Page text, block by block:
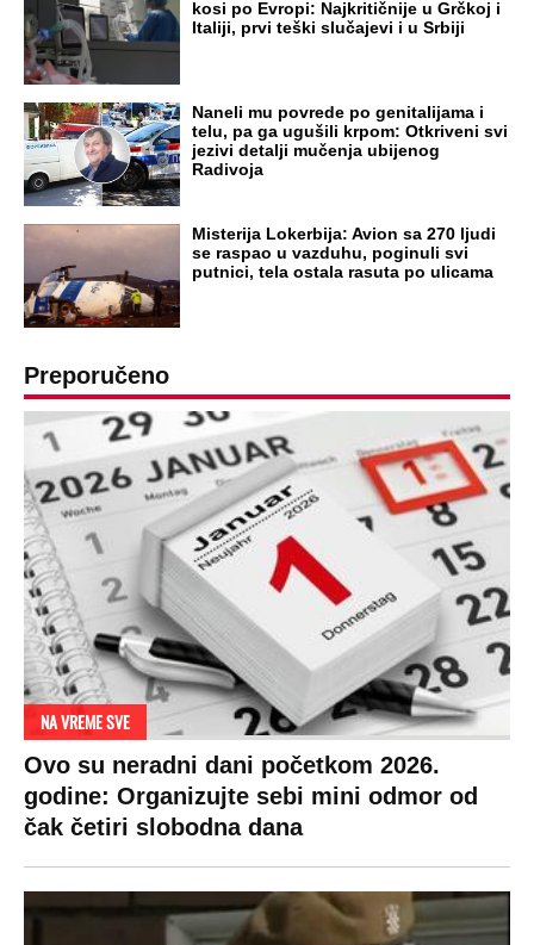
kosi po Evropi: Najkritičnije u Grčkoj i
Italiji, prvi teški slučajevi i u Srbiji
Naneli mu povrede po genitalijama i
telu, pa ga ugušili krpom: Otkriveni svi
jezivi detalji mučenja ubijenog
Radivoja
Misterija Lokerbija: Avion sa 270 ljudi
se raspao u vazduhu, poginuli svi
putnici, tela ostala rasuta po ulicama
Preporučeno
NA VREME SVE
Ovo su neradni dani početkom 2026.
godine: Organizujte sebi mini odmor od
čak četiri slobodna dana